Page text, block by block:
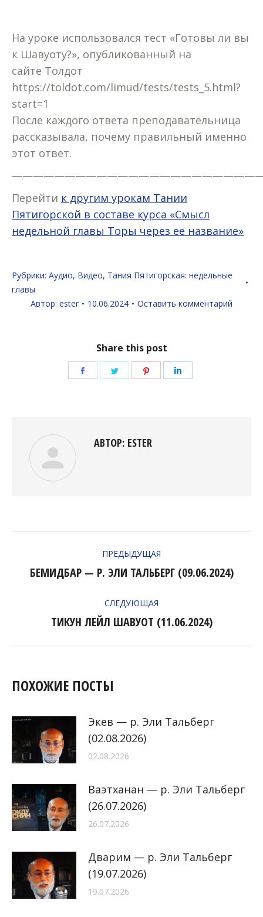
На уроке использовался тест «Готовы ли вы
к Шавуоту?», опубликованный на
сайте Толдот
https://toldot.com/limud/tests/tests_5.html?
start=1
После каждого ответа преподавательница
рассказывала, почему правильный именно
этот ответ.
Перейти к другим урокам Тании
Пятигорской в составе курса «Смысл
недельной главы Торы через ее название»
Рубрики: Аудио, Видео, Тания Пятигорская: недельные
главы
Автор: ester 10.06.2024 Оставить комментарий
Share this post
ПоделитьсяПоделитьсяПоделиться
АВТОР: ESTER
ПО
ПРЕДЫДУЩАЯ
Предыдущая
БЕМИДБАР — Р. ЭЛИ ТАЛЬБЕРГ (09.06.2024)
СЛЕДУЮЩАЯ
Следующая
ТИКУН ЛЕЙЛ ШАВУОТ (11.06.2024)
ПОХОЖИЕ ПОСТЫ
Экев — р. Эли Тальберг
(02.08.2026)
02.08.2026
Ваэтханан — р. Эли Тальберг
(26.07.2026)
26.07.2026
Дварим — р. Эли Тальберг
(19.07.2026)
19.07.2026